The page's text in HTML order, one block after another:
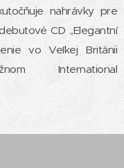
nahrávky pre
CD ,,Elegantní
vo Veľkej Británii
International